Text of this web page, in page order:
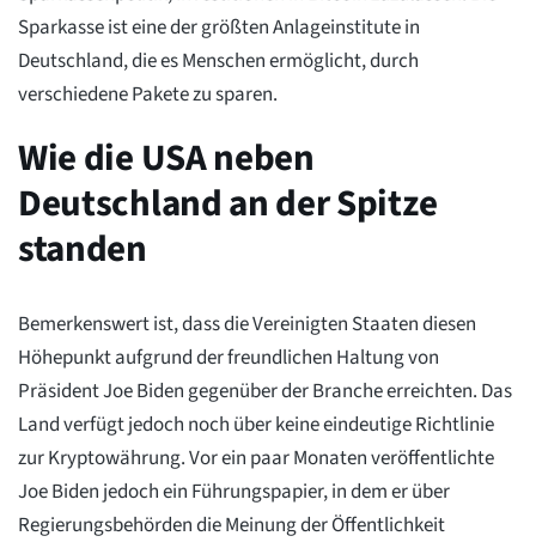
Sparkasse ist eine der größten Anlageinstitute in
Deutschland, die es Menschen ermöglicht, durch
verschiedene Pakete zu sparen.
Wie die USA neben
Deutschland an der Spitze
standen
Bemerkenswert ist, dass die Vereinigten Staaten diesen
Höhepunkt aufgrund der freundlichen Haltung von
Präsident Joe Biden gegenüber der Branche erreichten. Das
Land verfügt jedoch noch über keine eindeutige Richtlinie
zur Kryptowährung. Vor ein paar Monaten veröffentlichte
Joe Biden jedoch ein Führungspapier, in dem er über
Regierungsbehörden die Meinung der Öffentlichkeit